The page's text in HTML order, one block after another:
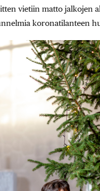
vietiin matto jalkojen
koronatilanteen